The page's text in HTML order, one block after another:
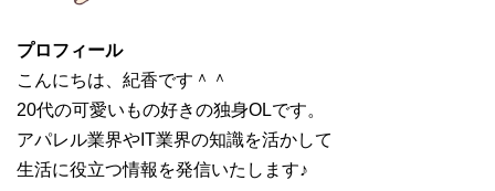
プロフィール
こんにちは、紀香です＾＾
20代の可愛いもの好きの独身OLです。
アパレル業界やIT業界の知識を活かして
生活に役立つ情報を発信いたします♪